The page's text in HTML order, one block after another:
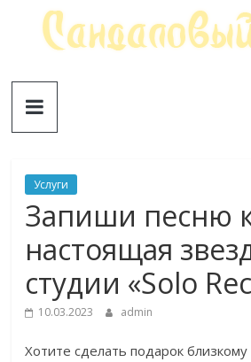
Сандаловый
Услуги
Запиши песню
настоящая
студии «Solo
10.03.2023 admin
Хотите сделать подарок близкому